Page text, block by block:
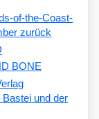
of-the-Coast-
zurück
BONE
Bastei und der